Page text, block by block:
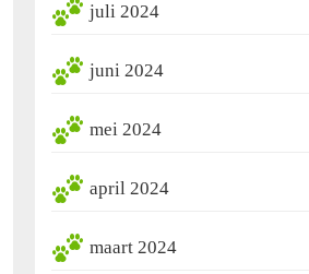
juli 2024
juni 2024
mei 2024
april 2024
maart 2024